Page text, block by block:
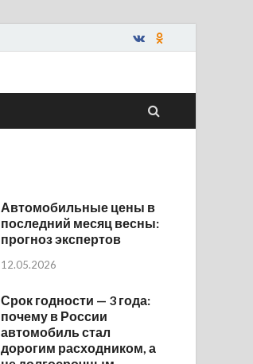
Автомобильные цены в
последний месяц весны:
прогноз экспертов
12.05.2026
Срок годности — 3 года:
почему в России
автомобиль стал
дорогим расходником, а